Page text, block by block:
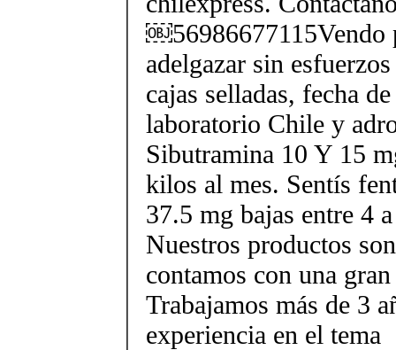
￼56986677115Vendo
adelgazar sin
cajas selladas, fecha
laboratorio Chile y
Sibutramina 10 Y 15
kilos al mes. Sentís
37.5 mg bajas entre 4
Nuestros productos
contamos con una
Trabajamos más de 3
experiencia en el tema